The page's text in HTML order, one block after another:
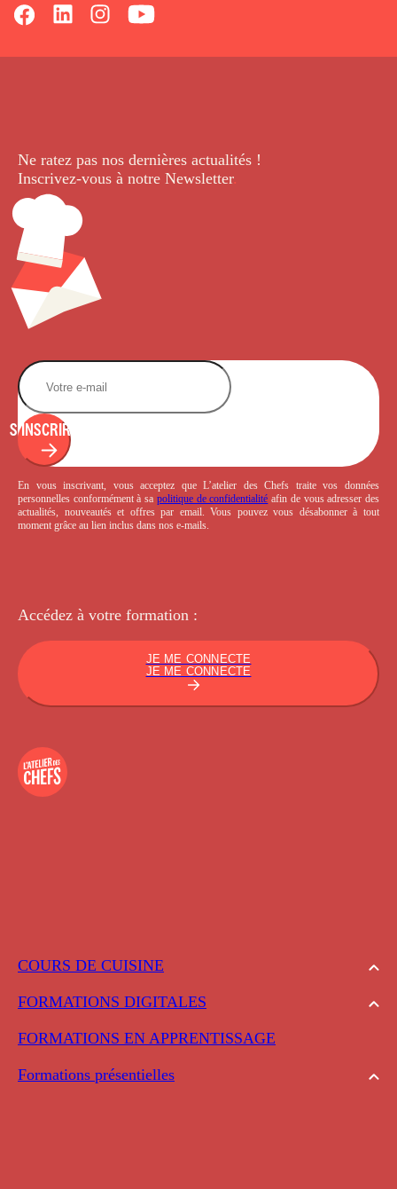
COURS DE CUISINE
FORMATIONS DIGITALES
FORMATIONS EN APPRENTISSAGE
Formations présentielles
Ne ratez pas nos dernières actualités !
Inscrivez-vous à notre Newsletter.
S'INSCRIRE
En vous inscrivant, vous acceptez que L’atelier des Chefs traite vos données
personnelles conformément à sa politique de confidentialité afin de vous adresser des
actualités, nouveautés et offres par email. Vous pouvez vous désabonner à tout
moment grâce au lien inclus dans nos e-mails.
Accédez à votre formation :
JE ME CONNECTE
JE ME CONNECTE